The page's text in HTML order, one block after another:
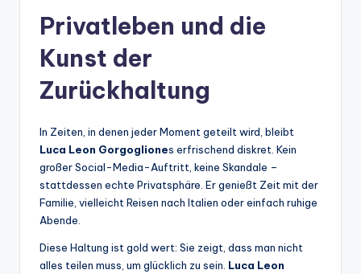
Privatleben und die
Kunst der
Zurückhaltung
In Zeiten, in denen jeder Moment geteilt wird, bleibt
Luca Leon Gorgogliones erfrischend diskret. Kein
großer Social-Media-Auftritt, keine Skandale –
stattdessen echte Privatsphäre. Er genießt Zeit mit der
Familie, vielleicht Reisen nach Italien oder einfach ruhige
Abende.
Diese Haltung ist gold wert: Sie zeigt, dass man nicht
alles teilen muss, um glücklich zu sein. Luca Leon